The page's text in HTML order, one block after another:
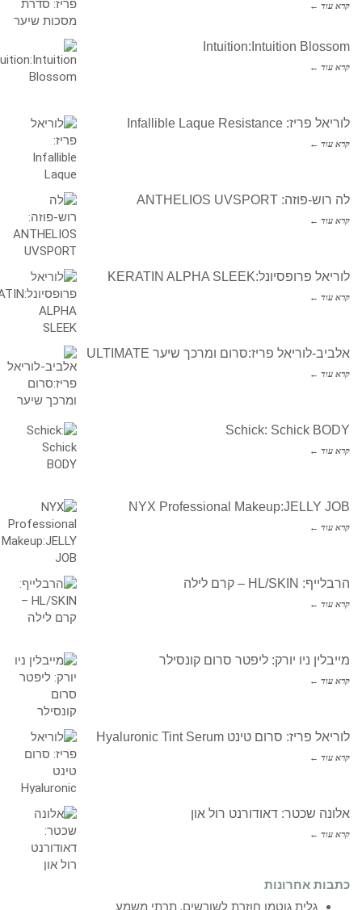
קרא עוד ←
Intuition:Intuition Blossom
קרא עוד ←
לוריאל פריז: Infallible Laque Resistance
קרא עוד ←
לה רוש-פוזה: ANTHELIOS UVSPORT
קרא עוד ←
לוריאל פרופסיונל:KERATIN ALPHA SLEEK
קרא עוד ←
אלביב-לוריאל פריז:סרום ומרכך שיער ULTIMATE
קרא עוד ←
Schick: Schick BODY
קרא עוד ←
NYX Professional Makeup:JELLY JOB
קרא עוד ←
הרבלייף: HL/SKIN – קרם לילה
קרא עוד ←
מייבלין ניו יורק: ליפטר סרום קונסילר
קרא עוד ←
לוריאל פריז: סרום טינט Hyaluronic Tint Serum
קרא עוד ←
אלונה שכטר: דאודורנט רול און
קרא עוד ←
כתבות אחרונות
גלית גוטמן חוזרת לשורשים, תרתי משמע